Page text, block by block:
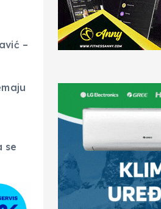
–
se